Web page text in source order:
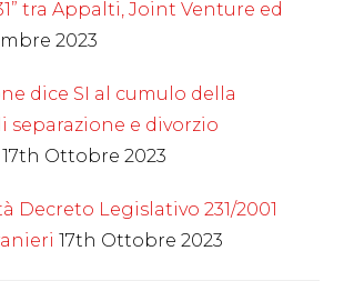
tra Appalti, Joint Venture ed
2023
dice SI al cumulo della
separazione e divorzio
17th Ottobre 2023
Decreto Legislativo 231/2001
17th Ottobre 2023